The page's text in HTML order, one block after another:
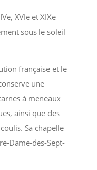
XVIe et XIXe
sous le soleil
française et le
une
à meneaux
ainsi que des
Sa chapelle
Dame-des-Sept-